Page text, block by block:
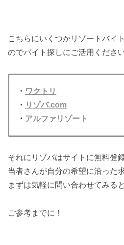
こちらにいくつかリゾートバイ
のでバイト探しにご活用くださ
・ ワクトリ
・ リゾバ.com
・ アルファリゾート
それにリゾバはサイトに無料登
当者さんが自分の希望に沿った
まずは気軽に問い合わせてみる
ご参考までに！